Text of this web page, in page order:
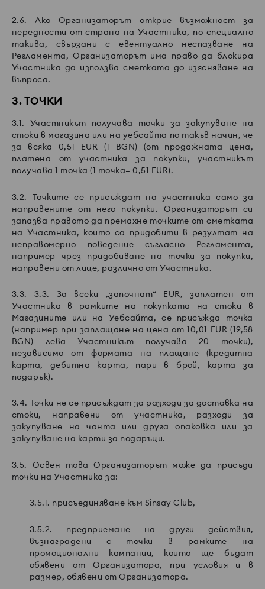
2.6. Ако Организаторът открие възможност за
нередности от страна на Участника, по-специално
такива, свързани с евентуално неспазване на
Регламента, Организаторът има право да блокира
Участника да използва сметката до изясняване на
въпроса.
3. ТОЧКИ
3.1. Участникът получава точки за закупуване на
стоки в магазина или на уебсайта по такъв начин, че
за всяка 0,51 EUR (1 BGN) (от продажната цена,
платена от участника за покупки, участникът
получава 1 точка (1 точка= 0,51 EUR).
3.2. Точките се присъждат на участника само за
направените от него покупки. Организаторът си
запазва правото да премахне точките от сметката
на Участника, които са придобити в резултат на
неправомерно поведение съгласно Регламента,
например чрез придобиване на точки за покупки,
направени от лице, различно от Участника.
3.3. 3.3. За всеки „започнат“ EUR, заплатен от
Участника в рамките на покупката на стоки в
Магазините или на Уебсайта, се присъжда точка
(например при заплащане на цена от 10,01 EUR (19,58
BGN) лева Участникът получава 20 точки),
независимо от формата на плащане (кредитна
карта, дебитна карта, пари в брой, карта за
подарък).
3.4. Точки не се присъждат за разходи за доставка на
стоки, направени от участника, разходи за
закупуване на чанта или друга опаковка или за
закупуване на карти за подаръци.
3.5. Освен това Организаторът може да присъди
точки на Участника за:
3.5.1. присъединяване към Sinsay Club,
3.5.2. предприемане на други действия,
възнаградени с точки в рамките на
промоционални кампании, които ще бъдат
обявени от Организатора, при условия и в
размер, обявени от Организатора.